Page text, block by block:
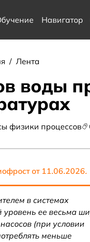
Навигатор
/ Лента
воды
физики процессов
от 11.06.2026.
в системах
ее весьма
(при условии
меньше